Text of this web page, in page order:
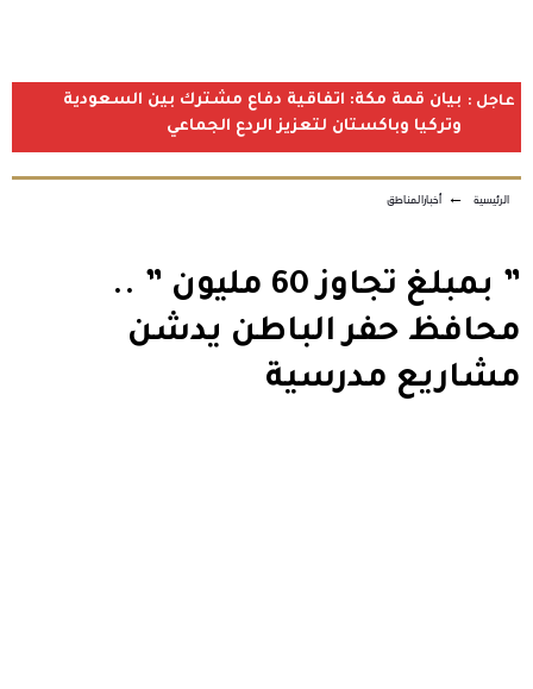
عاجل : بيان قمة مكة: اتفاقية دفاع مشترك بين السعودية
وتركيا وباكستان لتعزيز الردع الجماعي
الرئيسية ← أخبارالمناطق
” بمبلغ تجاوز 60 مليون ” ..
محافظ حفر الباطن يدشن
مشاريع مدرسية